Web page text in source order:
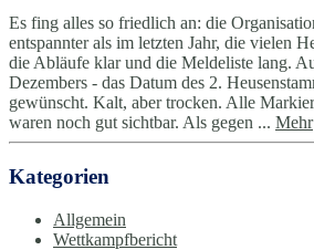
Es fing alles so friedlich an: die
entspannter als im letzten Jahr, die vielen
die Abläufe klar und die Meldeliste lang.
Dezembers - das Datum des 2.
gewünscht. Kalt, aber trocken. Alle
waren noch gut sichtbar. Als gegen ... Mehr
Kategorien
Allgemein
Wettkampfbericht